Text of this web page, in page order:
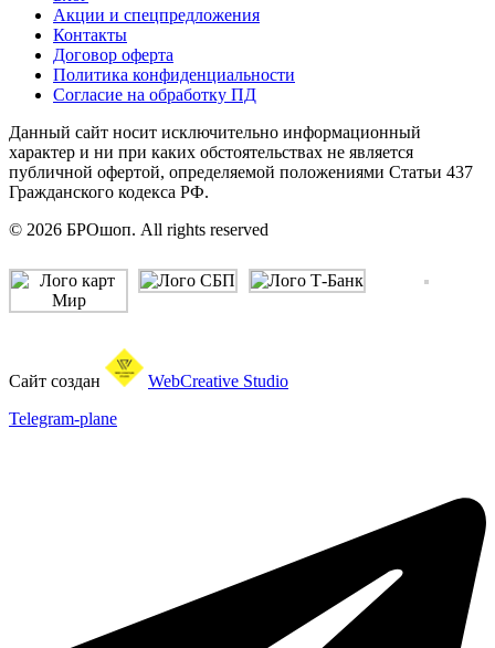
Акции и спецпредложения
Контакты
Договор оферта
Политика конфиденциальности
Согласие на обработку ПД
Данный сайт носит исключительно информационный
характер и ни при каких обстоятельствах не является
публичной офертой, определяемой положениями Статьи 437
Гражданского кодекса РФ.
© 2026 БРОшоп. All rights reserved
Сайт создан
WebCreative Studio
Telegram-plane